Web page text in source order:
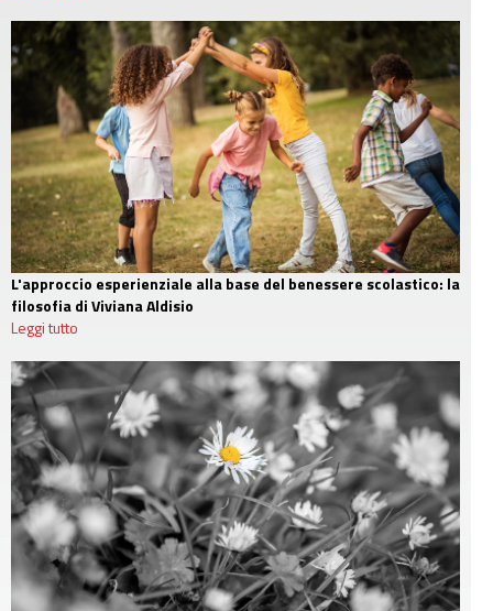
L'approccio esperienziale alla base del benessere scolastico: la
filosofia di Viviana Aldisio
Leggi tutto